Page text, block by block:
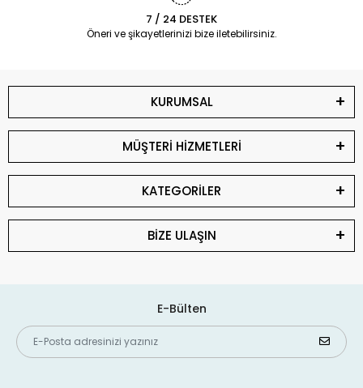
7 / 24 DESTEK
Öneri ve şikayetlerinizi bize iletebilirsiniz.
KURUMSAL
MÜŞTERİ HİZMETLERİ
KATEGORİLER
BİZE ULAŞIN
E-Bülten